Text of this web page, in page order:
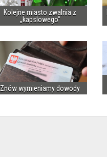
Kolejne miasto zwalnia z
„kapslowego”
Znów wymieniamy dowody